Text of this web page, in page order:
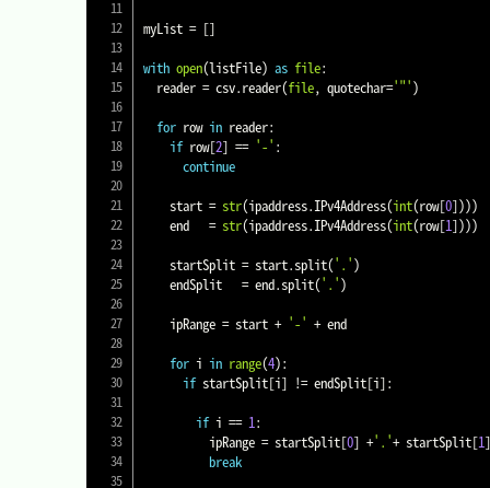
myList = []
with open(listFile) as file:
  reader
= csv.reader(file, quotechar='"')
for row in reader:
if row[2] == '-' :
continue
    start
= str(ipaddress.IPv4Address(int(row[0])))
    end
= str(ipaddress.IPv4Address(int(row[1])))
    startSplit
= start.split('.')
    endSplit
= end.split('.')
    ipRange
= start + '-' + end
for i in range(4):
if startSplit[i] != endSplit[i]:
if i == 1 :
          ipRange
= startSplit[0] +'.'+ startSplit[1]
break